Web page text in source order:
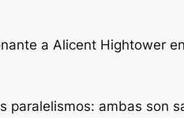
a Alicent Hightower en
paralelismos: ambas son